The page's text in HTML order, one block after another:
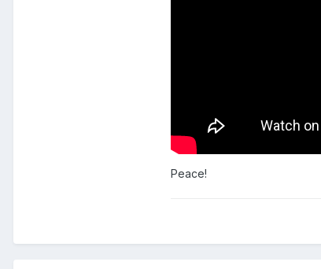
Peace!